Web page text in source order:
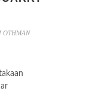
OTHMAN